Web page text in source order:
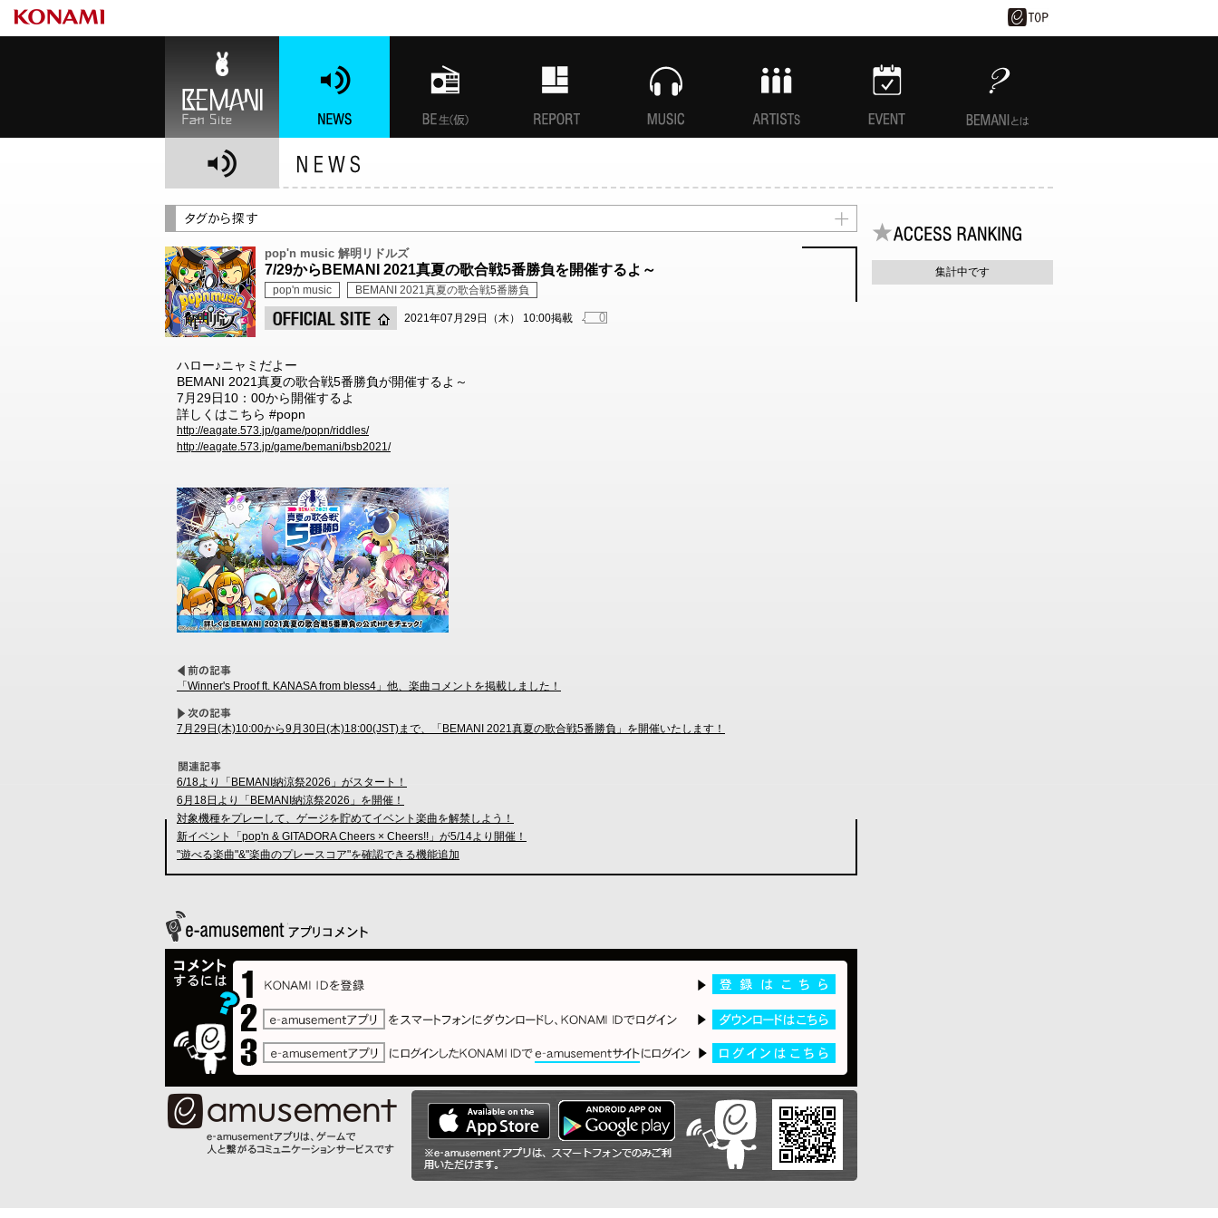
pop'n music 解明リドルズ
7/29からBEMANI 2021真夏の歌合戦5番勝負を開催するよ～
pop'n music BEMANI 2021真夏の歌合戦5番勝負
2021年07月29日（木） 10:00掲載 0
ハロー♪ニャミだよー
BEMANI 2021真夏の歌合戦5番勝負が開催するよ～
7月29日10：00から開催するよ
詳しくはこちら #popn
http://eagate.573.jp/game/popn/riddles/
http://eagate.573.jp/game/bemani/bsb2021/
「Winner's Proof ft. KANASA from bless4」他、楽曲コメントを掲載しました！
7月29日(木)10:00から9月30日(木)18:00(JST)まで、「BEMANI 2021真夏の歌合戦5番勝負」を開催いたします！
6/18より「BEMANI納涼祭2026」がスタート！
6月18日より「BEMANI納涼祭2026」を開催！
対象機種をプレーして、ゲージを貯めてイベント楽曲を解禁しよう！
新イベント「pop'n & GITADORA Cheers × Cheers!!」が5/14より開催！
"遊べる楽曲"&"楽曲のプレースコア"を確認できる機能追加
集計中です